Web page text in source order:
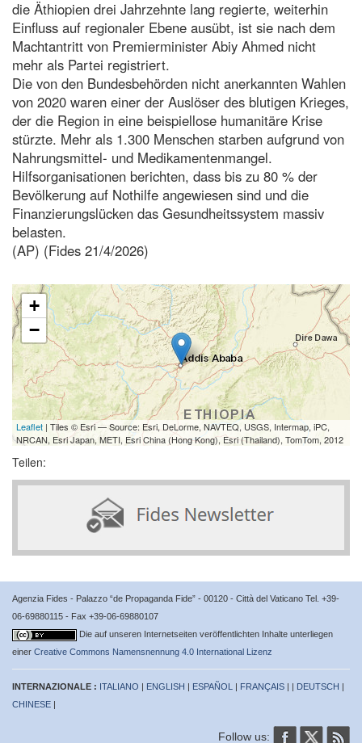
die Äthiopien drei Jahrzehnte lang regierte, weiterhin
Einfluss auf regionaler Ebene ausübt, ist sie nach dem
Machtantritt von Premierminister Abiy Ahmed nicht
mehr als Partei registriert.
Die von den Bundesbehörden nicht anerkannten Wahlen
von 2020 waren einer der Auslöser des blutigen Krieges,
der die Region in eine beispiellose humanitäre Krise
stürzte. Mehr als 1.300 Menschen starben aufgrund von
Nahrungsmittel- und Medikamentenmangel.
Hilfsorganisationen berichten, dass bis zu 80 % der
Bevölkerung auf Nothilfe angewiesen sind und die
Finanzierungslücken das Gesundheitssystem massiv
belasten.
(AP) (Fides 21/4/2026)
+
−
Leaflet | Tiles © Esri — Source: Esri, DeLorme, NAVTEQ, USGS, Intermap, iPC,
NRCAN, Esri Japan, METI, Esri China (Hong Kong), Esri (Thailand), TomTom, 2012
Teilen:
Agenzia Fides - Palazzo “de Propaganda Fide” - 00120 - Città del Vaticano Tel. +39-
06-69880115 - Fax +39-06-69880107
Die auf unseren Internetseiten veröffentlichten Inhalte unterliegen
einer Creative Commons Namensnennung 4.0 International Lizenz
INTERNAZIONALE : ITALIANO | ENGLISH | ESPAÑOL | FRANÇAIS | | DEUTSCH |
CHINESE |
Follow us: